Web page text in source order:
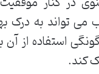
می تواند به درک
استفاده از
کند.